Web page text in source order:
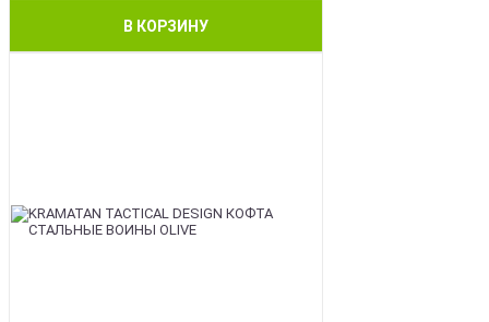
В КОРЗИНУ